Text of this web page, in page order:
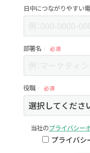
日中につながりやすい
部署名 必須
役職 必須
当社のプライバシー
プライバシ